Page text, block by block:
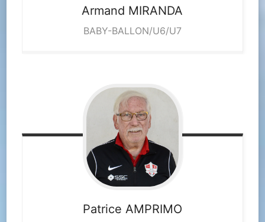
Armand MIRANDA
BABY-BALLON/U6/U7
Patrice AMPRIMO